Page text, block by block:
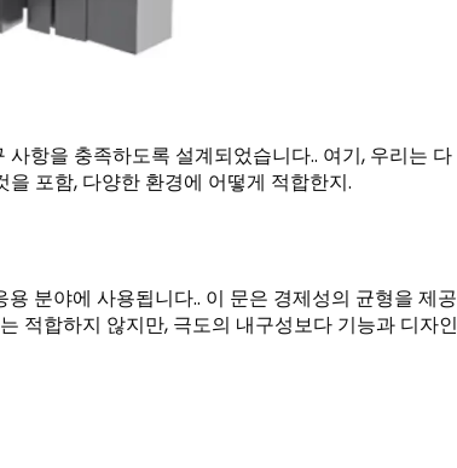
항을 충족하도록 설계되었습니다.. 여기, 우리는 다
포함, 다양한 환경에 어떻게 적합한지.
분야에 사용됩니다.. 이 문은 경제성의 균형을 제공
적합하지 않지만, 극도의 내구성보다 기능과 디자인